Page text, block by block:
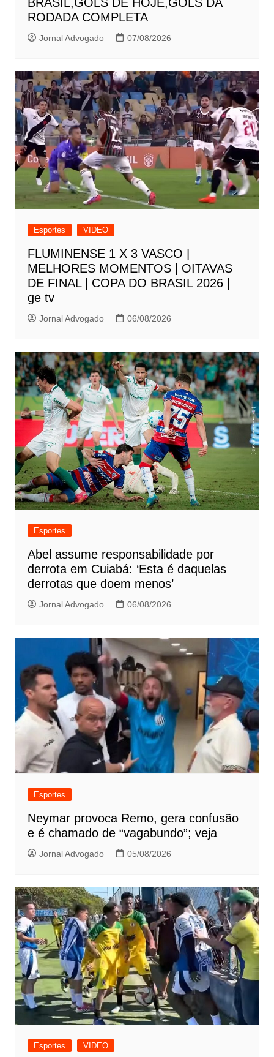
RODADA COMPLETA
Jornal Advogado 07/08/2026
Esportes VIDEO
FLUMINENSE 1 X 3 VASCO |
MELHORES MOMENTOS | OITAVAS
DE FINAL | COPA DO BRASIL 2026 |
ge tv
Jornal Advogado 06/08/2026
Esportes
Abel assume responsabilidade por
derrota em Cuiabá: ‘Esta é daquelas
derrotas que doem menos’
Jornal Advogado 06/08/2026
Esportes
Neymar provoca Remo, gera confusão
e é chamado de “vagabundo”; veja
Jornal Advogado 05/08/2026
Esportes VIDEO